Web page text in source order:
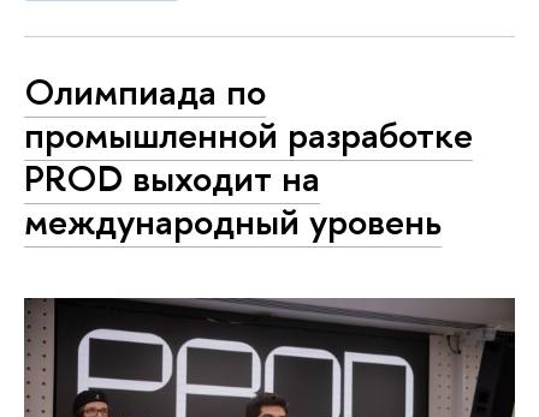
Олимпиада по
промышленной разработке
PROD выходит на
международный уровень